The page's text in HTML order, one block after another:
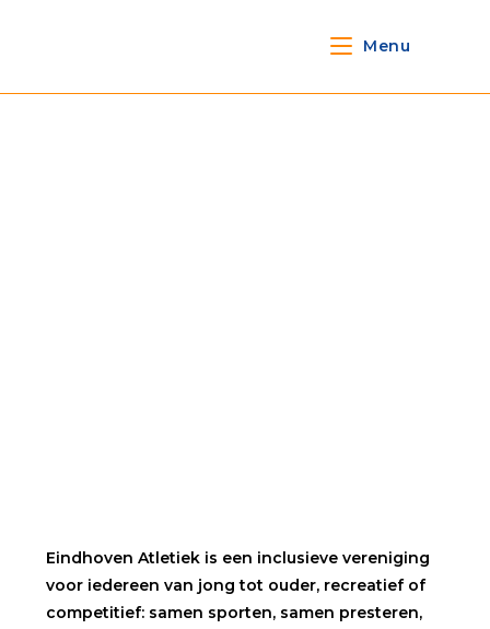
Menu
Eindhoven Atletiek is een inclusieve vereniging
voor iedereen van jong tot ouder, recreatief of
competitief: samen sporten, samen presteren,